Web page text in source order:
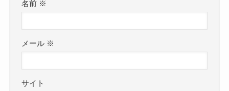
名前 ※
メール ※
サイト